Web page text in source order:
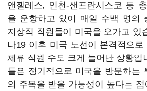
앤젤레스, 인천-샌프란시스코 등
을 운항하고 있어 매일 수백 명의
지상직 직원들이 미국을 오가고 있
나19 이후 미국 노선이 본격적으로
체류 직원 수도 크게 늘어난 상황입
들은 정기적으로 미국을 방문하는
의 주목을 받을 가능성이 높다는